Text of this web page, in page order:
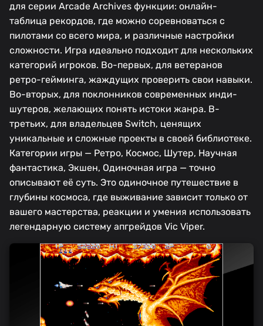
для серии Arcade Archives функции: онлайн-
таблица рекордов, где можно соревноваться с
пилотами со всего мира, и различные настройки
сложности. Игра идеально подходит для нескольких
категорий игроков. Во-первых, для ветеранов
ретро-гейминга, жаждущих проверить свои навыки.
Во-вторых, для поклонников современных инди-
шутеров, желающих понять истоки жанра. В-
третьих, для владельцев Switch, ценящих
уникальные и сложные проекты в своей библиотеке.
Категории игры — Ретро, Космос, Шутер, Научная
фантастика, Экшен, Одиночная игра — точно
описывают её суть. Это одиночное путешествие в
глубины космоса, где выживание зависит только от
вашего мастерства, реакции и умения использовать
легендарную систему апгрейдов Vic Viper.